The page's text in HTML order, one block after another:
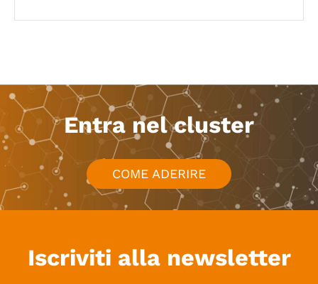
Entra nel cluster
COME ADERIRE
Iscriviti alla newsletter